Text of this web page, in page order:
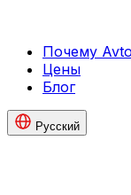
Почему
Цены
Блог
Русский